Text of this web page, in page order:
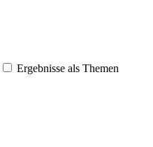
Ergebnisse als Themen